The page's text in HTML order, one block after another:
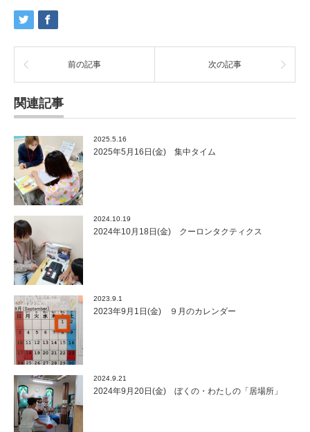
前の記事 次の記事
関連記事
2025.5.16
2025年5月16日(金) 集中タイム
2024.10.19
2024年10月18日(金) クーロンタクティクス
2023.9.1
2023年9月1日(金) ９月のカレンダー
2024.9.21
2024年9月20日(金) ぼくの・わたしの「居場所」